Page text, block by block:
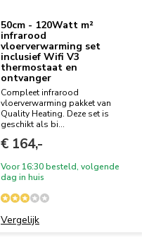
50cm - 120Watt m²
infrarood
vloerverwarming set
inclusief Wifi V3
thermostaat en
ontvanger
Compleet infrarood
vloerverwarming pakket van
Quality Heating. Deze set is
geschikt als bi...
€ 164,-
Voor 16:30 besteld, volgende
dag in huis
Vergelijk